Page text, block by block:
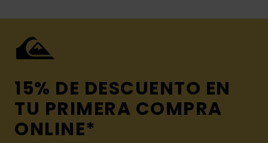
15% DE DESCUENTO EN
TU PRIMERA COMPRA
ONLINE*